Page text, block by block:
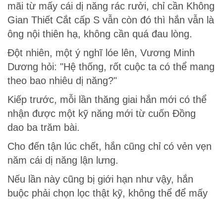
mãi từ mấy cái dị năng rác rưởi, chỉ cần Không
Gian Thiết Cắt cấp S vẫn còn đó thì hắn vẫn là
ông nội thiên hạ, không cần quá đau lòng.
Đột nhiên, một ý nghĩ lóe lên, Vương Minh
Dương hỏi: "Hệ thống, rốt cuộc ta có thể mang
theo bao nhiêu dị năng?"
Kiếp trước, mỗi lần thăng giai hắn mới có thể
nhận được một kỹ năng mới từ cuốn Đồng
dao ba trăm bài.
Cho đến tận lúc chết, hắn cũng chỉ có vẻn vẹn
năm cái dị năng lận lưng.
Nếu lần này cũng bị giới hạn như vậy, hắn
buộc phải chọn lọc thật kỹ, không thể để mấy